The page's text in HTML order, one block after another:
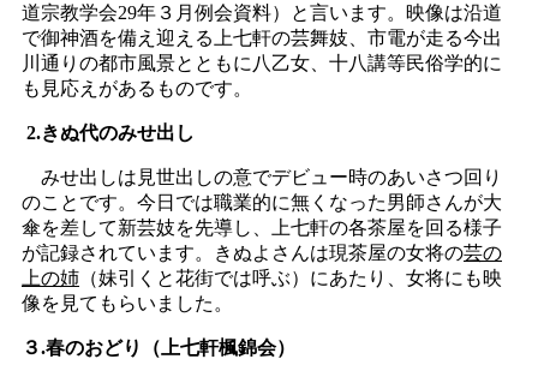
道宗教学会29年３月例会資料）と言います。映像は沿道
で御神酒を備え迎える上七軒の芸舞妓、市電が走る今出
川通りの都市風景とともに八乙女、十八講等民俗学的に
も見応えがあるものです。
2.きぬ代のみせ出し
みせ出しは見世出しの意でデビュー時のあいさつ回り
のことです。今日では職業的に無くなった男師さんが大
傘を差して新芸妓を先導し、上七軒の各茶屋を回る様子
が記録されています。きぬよさんは現茶屋の女将の芸の
上の姉 （妹引くと花街では呼ぶ）にあたり、女将にも映
像を見てもらいました。
３.春のおどり（上七軒楓錦会）